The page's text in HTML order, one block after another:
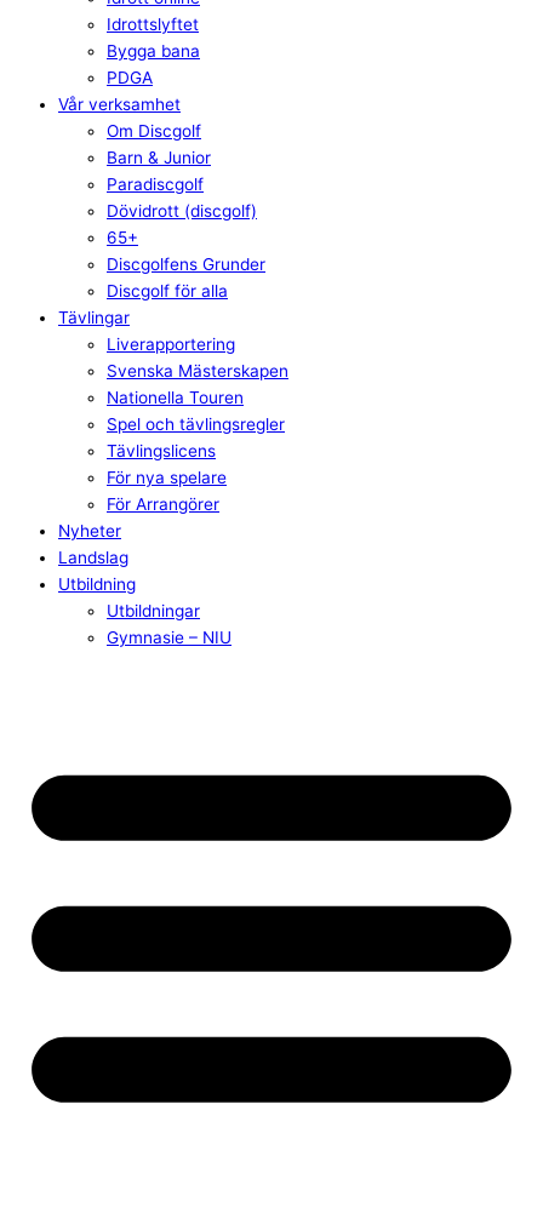
Idrottslyftet
Bygga bana
PDGA
Vår verksamhet
Om Discgolf
Barn & Junior
Paradiscgolf
Dövidrott (discgolf)
65+
Discgolfens Grunder
Discgolf för alla
Tävlingar
Liverapportering
Svenska Mästerskapen
Nationella Touren
Spel och tävlingsregler
Tävlingslicens
För nya spelare
För Arrangörer
Nyheter
Landslag
Utbildning
Utbildningar
Gymnasie – NIU